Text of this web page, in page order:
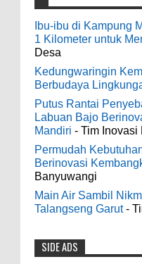
4000
Bantuan
0 8-4-
Indonesia
Dampak
Ekonomi
0 8-2-2026
Dari SILPA
Bersih
Paripurna
7-28-2026
3-6-2022
Men's
The Ottawa
phone case
world's first
is titanium for Wo...
3-4-2022
Casino -
장안마 open and
you back 의정부 출
of slots, table games
poker! Cas...
Ibu-ibu di Kampung
1 Kilometer untuk
Desa
Kedungwaringin
Berbudaya
Putus Rantai
Labuan Bajo
Mandiri - Tim Inovasi
Permudah
Berinovasi
Banyuwangi
Main Air Sambil
Talangseng Garut-
SIDE ADS